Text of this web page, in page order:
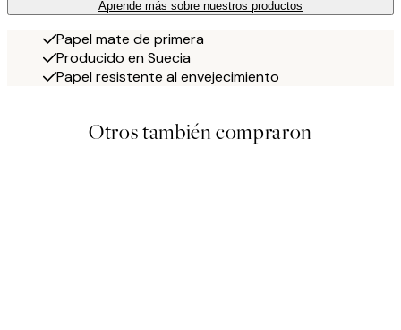
Aprende más sobre nuestros productos
Papel mate de primera
Producido en Suecia
Papel resistente al envejecimiento
Otros también compraron